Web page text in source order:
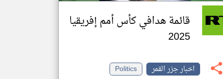
قائمة هدافي كأس أمم إفريقيا
2025
اخبار جزر القمر
Politics